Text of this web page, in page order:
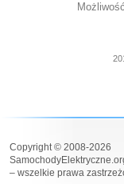
Copyright © 2008-2026
– wszelkie prawa